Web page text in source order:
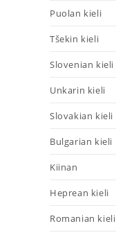
Puolan kieli
Tšekin kieli
Slovenian kieli
Unkarin kieli
Slovakian kieli
Bulgarian kieli
Kiinan
Heprean kieli
Romanian kieli